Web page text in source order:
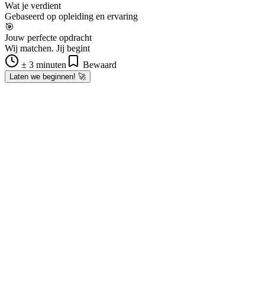
Wat je verdient
Gebaseerd op opleiding en ervaring
🎯
Jouw perfecte opdracht
Wij matchen. Jij begint
± 3 minuten
Bewaard
Laten we beginnen! 🚀